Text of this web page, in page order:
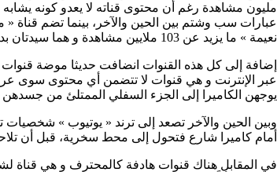
مليون مشاهدة رغم أن محتوى قناته لا يعدو كونه
عبارات سب وشتم بين الحين والآخر، بينما تضم
نعيمة » ما يزيد عن 103 ملايين مشاهدة و هما سيدتان بدويتان يتعاملان بشكل عفوي مع الكاميرا.
إضافة إلى كل هذه القنوات انضافت حديثا موضة
عبر الإنترنت و هي قنوات لا تتضمن أي محتوى سوى عرض
يوجهن الكاميرا إلى الجزء السفلي الممتلئ من جسدهن
وبين الحين والآخر تصعد إلى ترند « يوتيوب »
أمام كاميرا شارع فتحول إلى محط سخرية، قبل أن
في المقابل هناك قنوات هادفة كالمحترف و هي قناة